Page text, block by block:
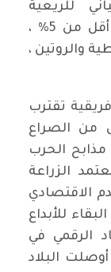
للريعية
بالاعتماد على النفط الخام بنسبة أقل من 5% ،
والروتين ،
تقترب
من الصراع
الحرب
الزراعة
الاقتصادي
للأبداع
الرقمي في
البلاد